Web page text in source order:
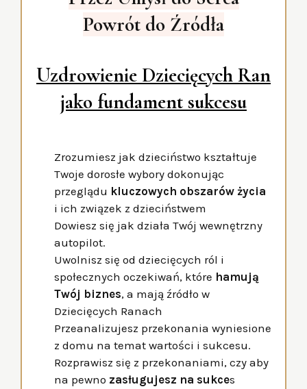
Powrót do Źródła
Uzdrowienie Dziecięcych Ran
jako fundament sukcesu
Zrozumiesz jak dzieciństwo kształtuje
Twoje dorosłe wybory dokonując
przeglądu kluczowych obszarów życia
i ich związek z dzieciństwem
Dowiesz się jak działa Twój wewnętrzny
autopilot.
Uwolnisz się od dziecięcych ról i
społecznych oczekiwań, które hamują
Twój biznes, a mają źródło w
Dziecięcych Ranach
Przeanalizujesz przekonania wyniesione
z domu na temat wartości i sukcesu.
Rozprawisz się z przekonaniami, czy aby
na pewno zasługujesz na sukces